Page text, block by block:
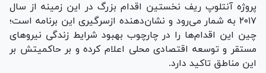
پروژه آنتلوپ ریف نخستین اقدام بزرگ در این زمینه از سال
۲۰۱۷ به شمار می‌رود و نشان‌دهنده ازسرگیری این برنامه است؛
چین این اقدام‌ها را در چارچوب بهبود شرایط زندگی نیروهای
مستقر و توسعه اقتصادی محلی اعلام کرده و بر حاکمیتش بر
این مناطق تاکید دارد.